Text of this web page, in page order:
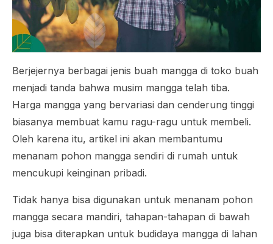
Berjejernya berbagai jenis buah mangga di toko buah
menjadi tanda bahwa musim mangga telah tiba.
Harga mangga yang bervariasi dan cenderung tinggi
biasanya membuat kamu ragu-ragu untuk membeli.
Oleh karena itu, artikel ini akan membantumu
menanam pohon mangga sendiri di rumah untuk
mencukupi keinginan pribadi.
Tidak hanya bisa digunakan untuk menanam pohon
mangga secara mandiri, tahapan-tahapan di bawah
juga bisa diterapkan untuk budidaya mangga di lahan